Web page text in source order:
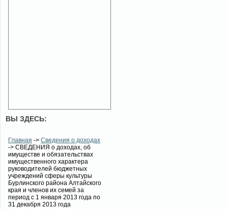
ВЫ ЗДЕСЬ:
Главная -> Сведения о доходах
-> СВЕДЕНИЯ о доходах, об
имуществе и обязательствах
имущественного характера
руководителей бюджетных
учреждений сферы культуры
Бурлинского района Алтайского
края и членов их семей за
период с 1 января 2013 года по
31 декабря 2013 года